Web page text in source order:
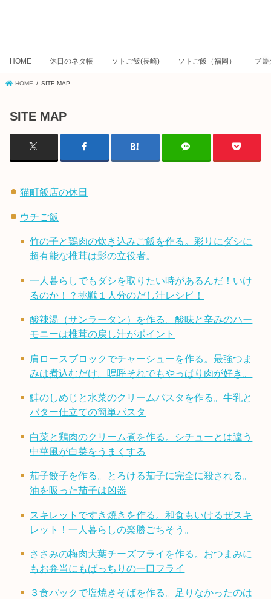
HOME 休日のネタ帳 ソトご飯(長崎) ソトご飯（福岡） ブロ
HOME SITE MAP
SITE MAP
猫町飯店の休日
ウチご飯
竹の子と鶏肉の炊き込みご飯を作る。彩りにダシに
超有能な椎茸は影の立役者。
一人暮らしでもダシを取りたい時があるんだ！いけ
るのか！？挑戦１人分のだし汁レシピ！
酸辣湯（サンラータン）を作る。酸味と辛みのハー
モニーは椎茸の戻し汁がポイント
肩ロースブロックでチャーシューを作る。最強つま
みは煮込むだけ。嗚呼それでもやっぱり肉が好き。
鮭のしめじと水菜のクリームパスタを作る。牛乳と
バター仕立ての簡単パスタ
白菜と鶏肉のクリーム煮を作る。シチューとは違う
中華風が白菜をうまくする
茄子餃子を作る。とろける茄子に完全に殺される。
油を吸った茄子は凶器
スキレットですき焼きを作る。和食もいけるぜスキ
レット！一人暮らしの楽勝ごちそう。
ささみの梅肉大葉チーズフライを作る。おつまみに
もお弁当にもばっちりの一口フライ
３食パックで塩焼きそばを作る。足りなかったのは